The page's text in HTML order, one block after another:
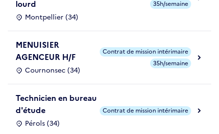
lourd
Montpellier (34)
35h/semaine
MENUISIER
AGENCEUR H/F
Cournonsec (34)
Contrat de mission intérimaire
35h/semaine
Technicien en bureau
d'étude
Pérols (34)
Contrat de mission intérimaire